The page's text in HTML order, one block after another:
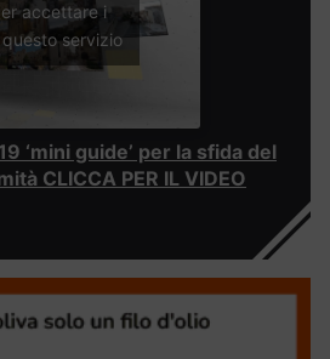
accettare i
servizio
‘mini guide’ per la sfida del
CLICCA PER IL VIDEO